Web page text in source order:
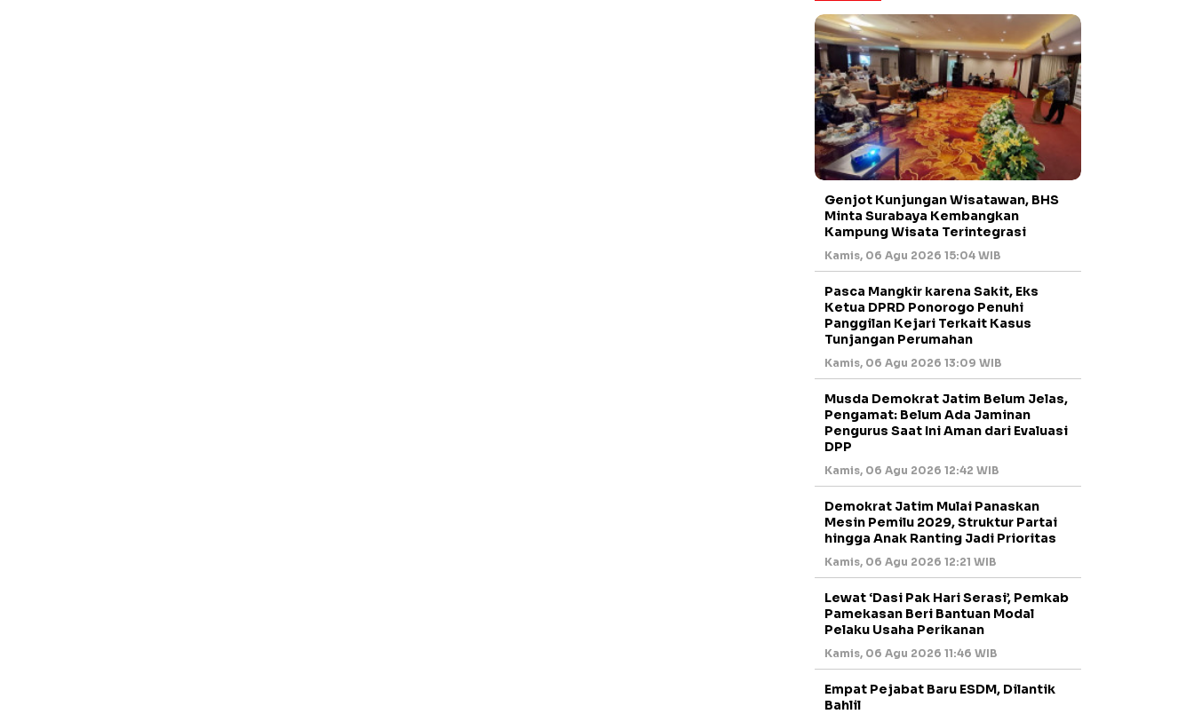
Genjot Kunjungan Wisatawan, BHS
Minta Surabaya Kembangkan
Kampung Wisata Terintegrasi
Kamis, 06 Agu 2026 15:04 WIB
Pasca Mangkir karena Sakit, Eks
Ketua DPRD Ponorogo Penuhi
Panggilan Kejari Terkait Kasus
Tunjangan Perumahan
Kamis, 06 Agu 2026 13:09 WIB
Musda Demokrat Jatim Belum Jelas,
Pengamat: Belum Ada Jaminan
Pengurus Saat Ini Aman dari Evaluasi
DPP
Kamis, 06 Agu 2026 12:42 WIB
Demokrat Jatim Mulai Panaskan
Mesin Pemilu 2029, Struktur Partai
hingga Anak Ranting Jadi Prioritas
Kamis, 06 Agu 2026 12:21 WIB
Lewat ‘Dasi Pak Hari Serasi’, Pemkab
Pamekasan Beri Bantuan Modal
Pelaku Usaha Perikanan
Kamis, 06 Agu 2026 11:46 WIB
Empat Pejabat Baru ESDM, Dilantik
Bahlil